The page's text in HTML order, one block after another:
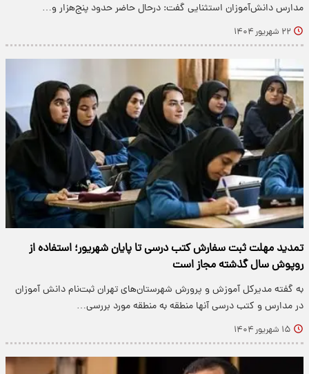
مدارس دانش‌آموزان استثنایی گفت: درحال حاضر حدود پنج‌هزار و…
۲۲ شهریور ۱۴۰۴
تمدید مهلت ثبت سفارش کتب درسی تا پایان شهریور؛ استفاده از
روپوش سال گذشته مجاز است
به گفته مدیرکل آموزش و پرورش شهرستان‌های تهران ثبت‌نام دانش آموزان
در مدارس و کتب درسی آنها منطقه به منطقه مورد بررسی…
۱۵ شهریور ۱۴۰۴